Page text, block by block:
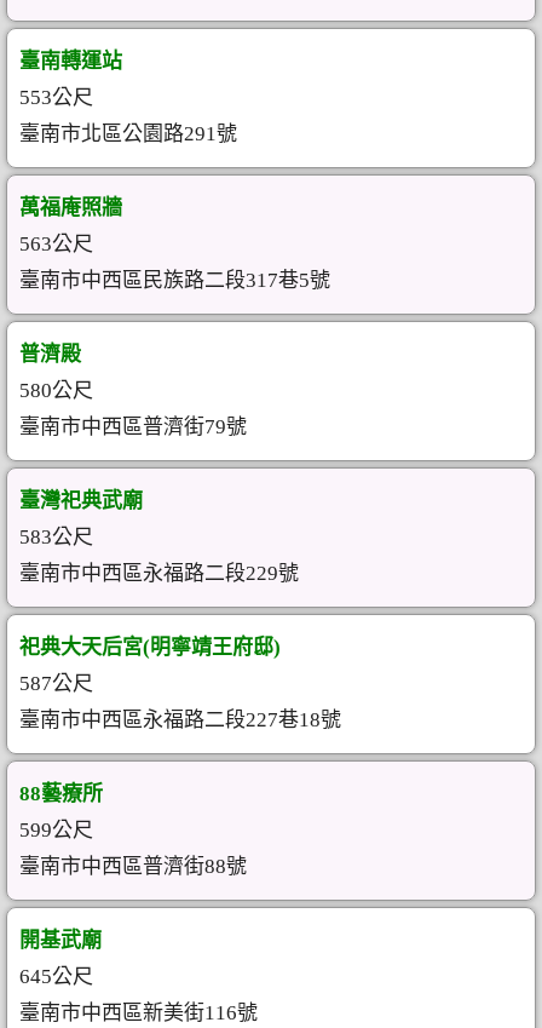
臺南轉運站
553公尺
臺南市北區公園路291號
萬福庵照牆
563公尺
臺南市中西區民族路二段317巷5號
普濟殿
580公尺
臺南市中西區普濟街79號
臺灣祀典武廟
583公尺
臺南市中西區永福路二段229號
祀典大天后宮(明寧靖王府邸)
587公尺
臺南市中西區永福路二段227巷18號
88藝療所
599公尺
臺南市中西區普濟街88號
開基武廟
645公尺
臺南市中西區新美街116號